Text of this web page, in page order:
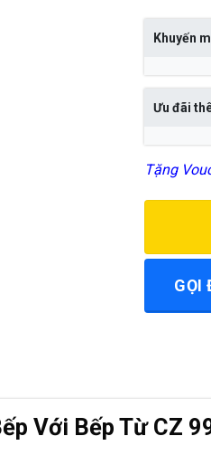
16,000,000
Khuyến
Ưu đãi
Tặng
GỌI
Với Bếp Từ CZ